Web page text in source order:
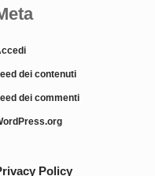
dei contenuti
dei commenti
Policy